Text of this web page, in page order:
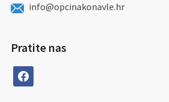
info@opcinakonavle.hr
Pratite nas
facebook